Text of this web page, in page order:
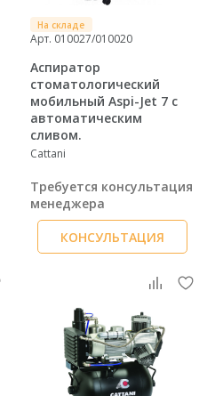
На складе
Арт. 010027/010020
Аспиратор
стоматологический
мобильный Aspi-Jet 7 с
автоматическим
сливом.
Cattani
Требуется консультация
менеджера
КОНСУЛЬТАЦИЯ